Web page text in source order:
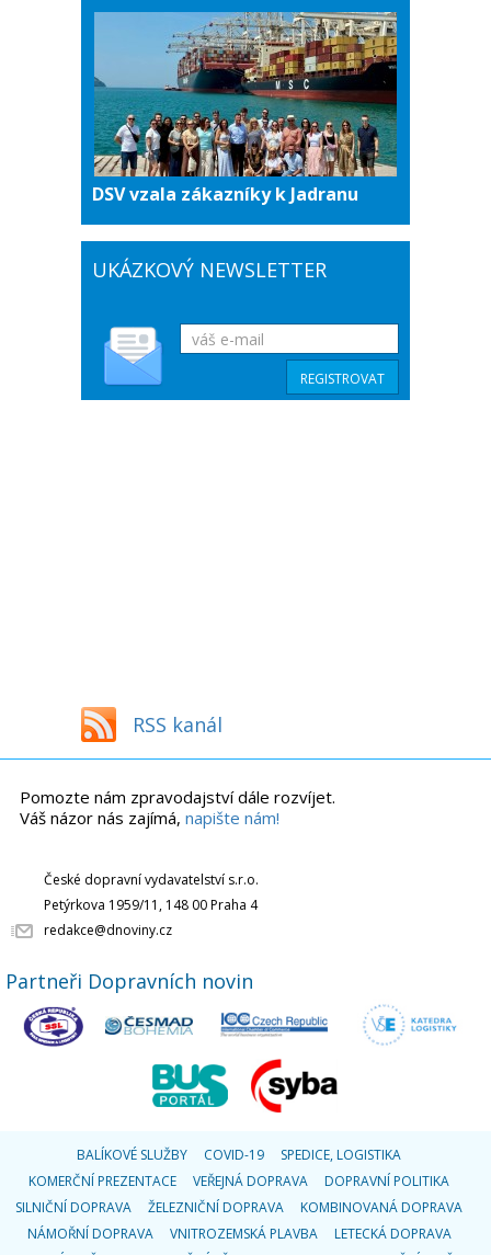
DSV vzala zákazníky k Jadranu
UKÁZKOVÝ NEWSLETTER
RSS kanál
Pomozte nám zpravodajství dále rozvíjet.
Váš názor nás zajímá, napište nám!
České dopravní vydavatelství s.r.o.
Petýrkova 1959/11, 148 00 Praha 4
redakce@dnoviny.cz
Partneři Dopravních novin
BALÍKOVÉ SLUŽBY COVID-19
SPEDICE, LOGISTIKA
KOMERČNÍ PREZENTACE
VEŘEJNÁ DOPRAVA
DOPRAVNÍ POLITIKA
SILNIČNÍ DOPRAVA
ŽELEZNIČNÍ DOPRAVA
KOMBINOVANÁ DOPRAVA
NÁMOŘNÍ DOPRAVA
VNITROZEMSKÁ PLAVBA
LETECKÁ DOPRAVA